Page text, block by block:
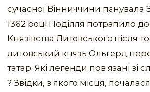
сучасної Вінниччини панувала
1362 році Поділля потрапило
Князівства Литовського після
литовський князь Ольгерд
татар. Які легенди пов язані зі
? Звідки, з якого місця, почалася